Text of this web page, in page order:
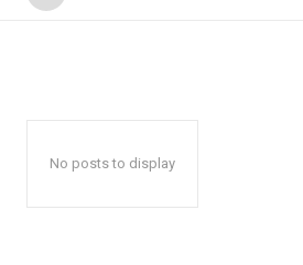
No posts to display